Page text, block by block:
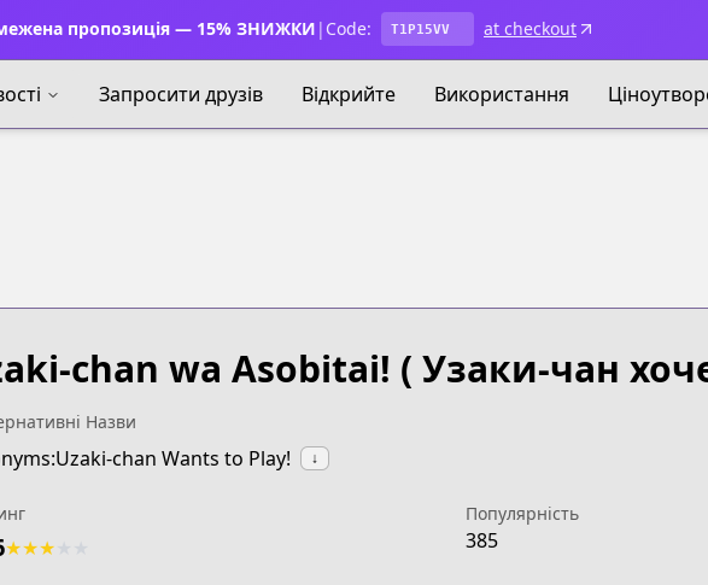
пропозиція — 15% ЗНИЖКИ | Code: T1P15VV at checkout
Запросити друзів Відкрийте Використання
chan wa Asobitai! ( Узаки-чан
Назви
chan Wants to Play! ↓
★★★
Популярність
385